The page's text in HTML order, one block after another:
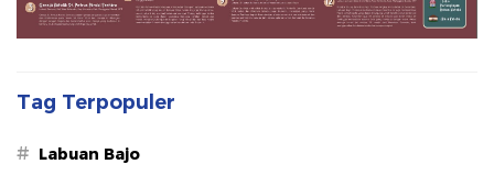
Tag Terpopuler
# Labuan Bajo